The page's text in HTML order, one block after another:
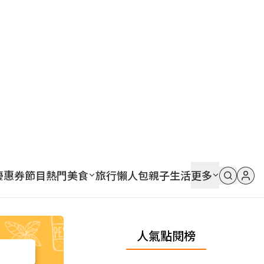
惠券節目熱門美食 旅行懶人包親子生活更多
人氣點閱榜